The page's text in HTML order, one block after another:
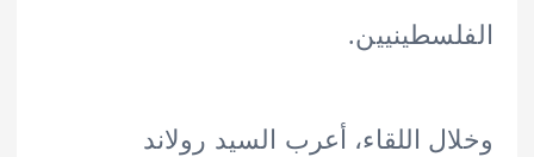
اللقاء، أعرب السيد رولاند